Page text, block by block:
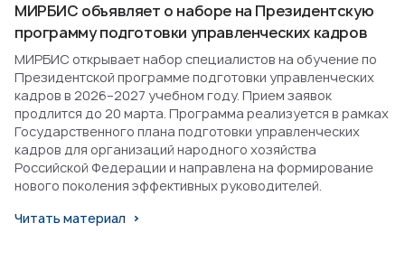
МИРБИС объявляет о наборе на Президентскую
программу подготовки управленческих кадров
МИРБИС открывает набор специалистов на обучение по
Президентской программе подготовки управленческих
кадров в 2026–2027 учебном году. Прием заявок
продлится до 20 марта. Программа реализуется в рамках
Государственного плана подготовки управленческих
кадров для организаций народного хозяйства
Российской Федерации и направлена на формирование
нового поколения эффективных руководителей.
Читать материал